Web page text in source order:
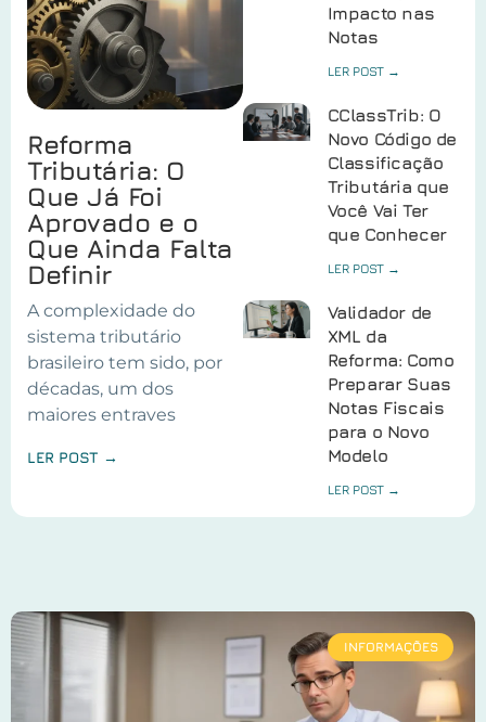
Reforma
Tributária: O
Que Já Foi
Aprovado e o
Que Ainda Falta
Definir
A complexidade do
sistema tributário
brasileiro tem sido, por
décadas, um dos
maiores entraves
LER POST →
Impacto nas
Notas
LER POST →
CClassTrib: O
Novo Código de
Classificação
Tributária que
Você Vai Ter
que Conhecer
LER POST →
Validador de
XML da
Reforma: Como
Preparar Suas
Notas Fiscais
para o Novo
Modelo
LER POST →
INFORMAÇÕES